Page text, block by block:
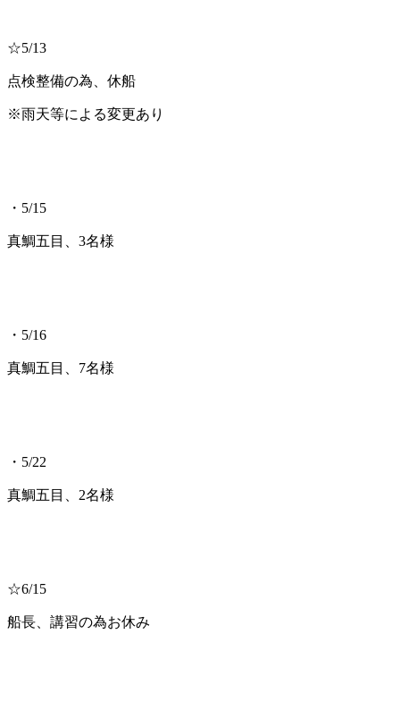
☆5/13
点検整備の為、休船
※雨天等による変更あり
・5/15
真鯛五目、3名様
・5/16
真鯛五目、7名様
・5/22
真鯛五目、2名様
☆6/15
船長、講習の為お休み